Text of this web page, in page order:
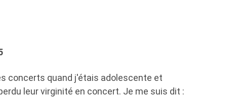
concerts quand j'étais adolescente et
leur virginité en concert. Je me suis dit :